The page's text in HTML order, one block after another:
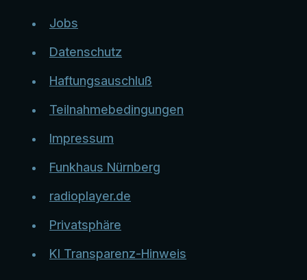
Jobs
Datenschutz
Haftungsauschluß
Teilnahmebedingungen
Impressum
Funkhaus Nürnberg
radioplayer.de
Privatsphäre
KI Transparenz-Hinweis